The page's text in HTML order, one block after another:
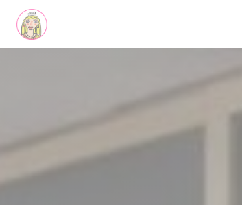
Personnalisation de vos choix en matière de cookies